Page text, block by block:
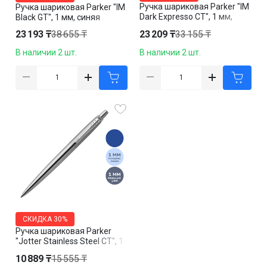
Ручка шариковая Parker "IM
Black GT", 1 мм, синяя
23 193 ₸38 655 ₸
В наличии 2 шт.
Ручка шариковая Parker "IM
Dark Expresso CT", 1 мм,
23 209 ₸33 155 ₸
В наличии 2 шт.
Ручка шариковая Parker
"Jotter Stainless Steel СT", 1
СКИДКА 30%
10 889 ₸15 555 ₸